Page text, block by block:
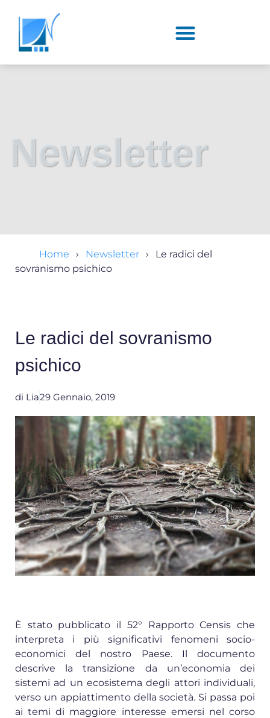
Newsletter
Home Newsletter
Le radici del
sovranismo psichico
Le radici del sovranismo
psichico
di Lia29 Gennaio, 2019
È stato pubblicato il 52° Rapporto Censis che
interpreta i più significativi fenomeni socio-
economici del nostro Paese. Il documento
descrive la transizione da un’economia dei
sistemi ad un ecosistema degli attori individuali,
verso un appiattimento della società. Si passa poi
ai temi di maggiore interesse emersi nel corso